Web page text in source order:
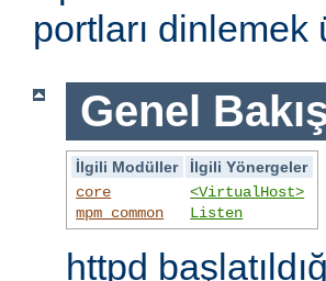
portları dinlemek
Genel
İlgili Modüller
İlgili Yönergeler
core
mpm_common
<VirtualHost>
Listen
httpd